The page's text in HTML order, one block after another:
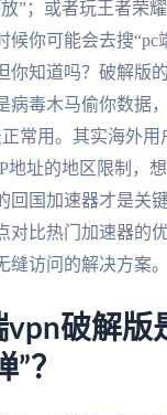
”；或者玩王者荣
你可能会去搜“pc
你知道吗？破解版
毒木马偷你数据
常用。其实海外用
地址的地区限制，
回国加速器才是关
对比热门加速器的
访问的解决方案。
vpn破解版
？